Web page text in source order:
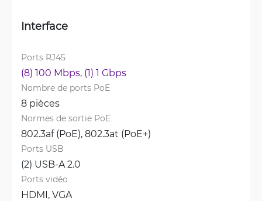
Interface
Ports RJ45
(8) 100 Mbps, (1) 1 Gbps
Nombre de ports PoE
8 pièces
Normes de sortie PoE
802.3af (PoE), 802.3at (PoE+)
Ports USB
(2) USB-A 2.0
Ports vidéo
HDMI, VGA